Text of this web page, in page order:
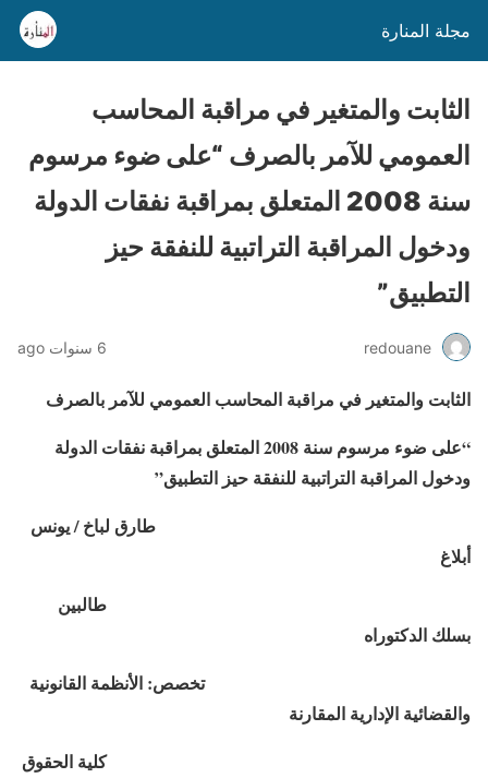
مجلة المنارة
الثابت والمتغير في مراقبة المحاسب
العمومي للآمر بالصرف “على ضوء مرسوم
سنة 2008 المتعلق بمراقبة نفقات الدولة
ودخول المراقبة التراتبية للنفقة حيز
التطبيق”
redouane 6 سنوات ago
الثابت والمتغير في مراقبة المحاسب العمومي للآمر بالصرف
“على ضوء مرسوم سنة 2008 المتعلق بمراقبة نفقات الدولة
ودخول المراقبة التراتبية للنفقة حيز التطبيق”
طارق لباخ / يونس
أبلاغ
طالبين
بسلك الدكتوراه
تخصص: الأنظمة القانونية
والقضائية الإدارية المقارنة
كلية الحقوق